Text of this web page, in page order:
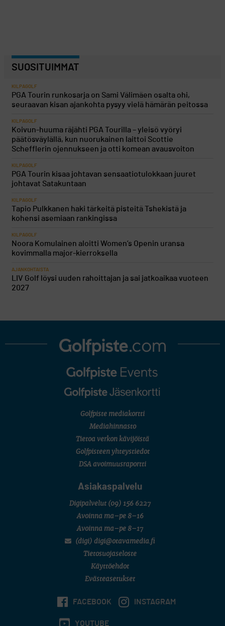
SUOSITUIMMAT
KILPAGOLF
PGA Tourin runkosarja on Sami Välimäen osalta ohi,
seuraavan kisan ajankohta pysyy vielä hämärän peitossa
KILPAGOLF
Koivun-huuma räjähti PGA Tourilla – yleisö vyöryi
päätösväylällä, kun nuorukainen laittoi Scottie
Schefflerin ojennukseen ja otti komean avausvoiton
KILPAGOLF
PGA Tourin kisaa johtavan sensaatiotulokkaan juuret
johtavat Satakuntaan
KILPAGOLF
Tapio Pulkkanen haki tärkeitä pisteitä Tshekistä ja
kohensi asemiaan rankingissa
KILPAGOLF
Noora Komulainen aloitti Women’s Openin uransa
kovimmalla major-kierroksella
AJANKOHTAISTA
LIV Golf löysi uuden rahoittajan ja sai jatkoaikaa vuoteen
2027
Golfpiste mediakortti
Mediahinnasto
Tietoa verkon kävijöistä
Golfpisteen yhteystiedot
DSA avoimuusraportti
Asiakaspalvelu
Digipalvelut (09) 156 6227
Avoinna ma–pe 8–16
Avoinna ma–pe 8–17
(digi) digi@otavamedia.fi
Tietosuojaseloste
Käyttöehdot
Evästeasetukset
FACEBOOK INSTAGRAM
YOUTUBE